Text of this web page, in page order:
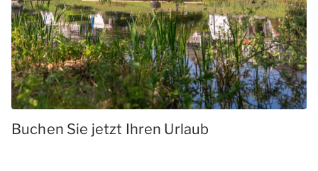
Buchen Sie jetzt Ihren Urlaub